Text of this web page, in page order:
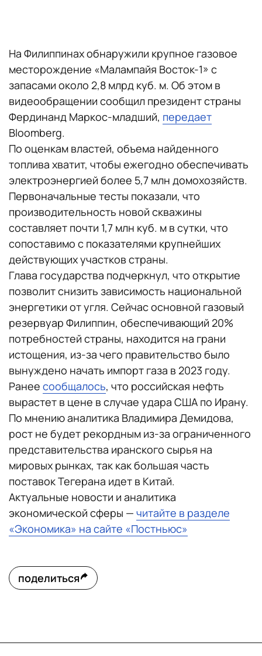
На Филиппинах обнаружили крупное газовое
месторождение «Малампайя Восток-1» с
запасами около 2,8 млрд куб. м. Об этом в
видеообращении сообщил президент страны
Фердинанд Маркос-младший, передает
Bloomberg.
По оценкам властей, объема найденного
топлива хватит, чтобы ежегодно обеспечивать
электроэнергией более 5,7 млн домохозяйств.
Первоначальные тесты показали, что
производительность новой скважины
составляет почти 1,7 млн куб. м в сутки, что
сопоставимо с показателями крупнейших
действующих участков страны.
Глава государства подчеркнул, что открытие
позволит снизить зависимость национальной
энергетики от угля. Сейчас основной газовый
резервуар Филиппин, обеспечивающий 20%
потребностей страны, находится на грани
истощения, из-за чего правительство было
вынуждено начать импорт газа в 2023 году.
Ранее сообщалось, что российская нефть
вырастет в цене в случае удара США по Ирану.
По мнению аналитика Владимира Демидова,
рост не будет рекордным из-за ограниченного
представительства иранского сырья на
мировых рынках, так как большая часть
поставок Тегерана идет в Китай.
Актуальные новости и аналитика
экономической сферы — читайте в разделе
«Экономика» на сайте «Постньюс»
поделиться